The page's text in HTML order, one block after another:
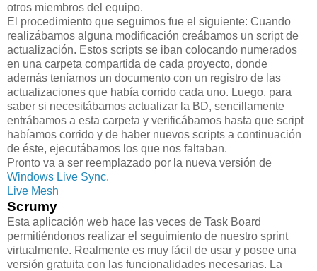
otros miembros del equipo.
El procedimiento que seguimos fue el siguiente: Cuando
realizábamos alguna modificación creábamos un script de
actualización. Estos scripts se iban colocando numerados
en una carpeta compartida de cada proyecto, donde
además teníamos un documento con un registro de las
actualizaciones que había corrido cada uno. Luego, para
saber si necesitábamos actualizar la BD, sencillamente
entrábamos a esta carpeta y verificábamos hasta que script
habíamos corrido y de haber nuevos scripts a continuación
de éste, ejecutábamos los que nos faltaban.
Pronto va a ser reemplazado por la nueva versión de
Windows Live Sync.
Live Mesh
Scrumy
Esta aplicación web hace las veces de Task Board
permitiéndonos realizar el seguimiento de nuestro sprint
virtualmente. Realmente es muy fácil de usar y posee una
versión gratuita con las funcionalidades necesarias. La